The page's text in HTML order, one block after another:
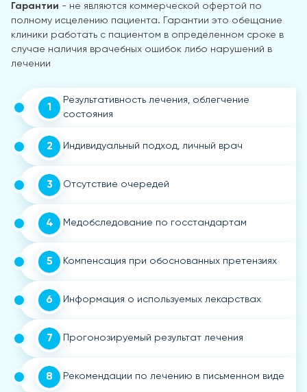
Гарантии - не являются коммерческой офертой по
полному исцелению пациента. Гарантии это обещание
клиники работать с пациентом в определенном сроке в
случае наличия врачебных ошибок либо нарушений в
лечении
1
Результативность лечения, облегчение
состояния
2 Индивидуальный подход, личный врач
3 Отсутствие очередей
4 Медобследование по госстандартам
5 Компенсация при обоснованных претензиях
6 Информация о используемых лекарствах
7 Прогонозируемый результат лечения
8 Рекомендации по лечению в письменном виде